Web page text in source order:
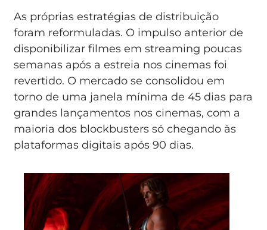
As próprias estratégias de distribuição
foram reformuladas. O impulso anterior de
disponibilizar filmes em streaming poucas
semanas após a estreia nos cinemas foi
revertido. O mercado se consolidou em
torno de uma janela mínima de 45 dias para
grandes lançamentos nos cinemas, com a
maioria dos blockbusters só chegando às
plataformas digitais após 90 dias.